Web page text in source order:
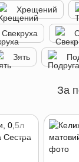
Хрещений
Свекруха
Зять
За